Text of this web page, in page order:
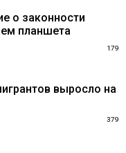
о законности
планшета
179
выросло на
379